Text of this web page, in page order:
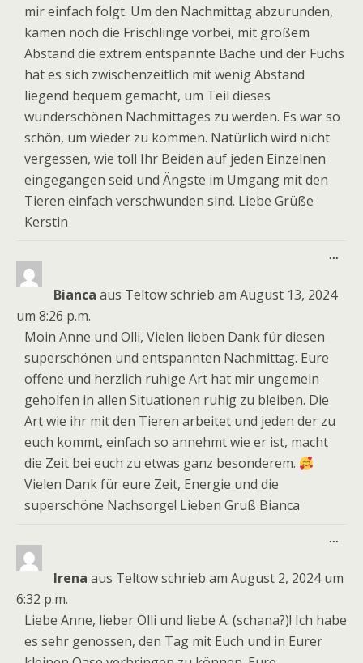
mir einfach folgt. Um den Nachmittag abzurunden,
kamen noch die Frischlinge vorbei, mit großem
Abstand die extrem entspannte Bache und der Fuchs
hat es sich zwischenzeitlich mit wenig Abstand
liegend bequem gemacht, um Teil dieses
wunderschönen Nachmittages zu werden. Es war so
schön, um wieder zu kommen. Natürlich wird nicht
vergessen, wie toll Ihr Beiden auf jeden Einzelnen
eingegangen seid und Ängste im Umgang mit den
Tieren einfach verschwunden sind. Liebe Grüße
Kerstin
Bianca aus Teltowschrieb am August 13, 2024
um 8:26 p.m.
Moin Anne und Olli, Vielen lieben Dank für diesen
superschönen und entspannten Nachmittag. Eure
offene und herzlich ruhige Art hat mir ungemein
geholfen in allen Situationen ruhig zu bleiben. Die
Art wie ihr mit den Tieren arbeitet und jeden der zu
euch kommt, einfach so annehmt wie er ist, macht
die Zeit bei euch zu etwas ganz besonderem.
Vielen Dank für eure Zeit, Energie und die
superschöne Nachsorge! Lieben Gruß Bianca
...
Irena aus Teltowschrieb am August 2, 2024 um
6:32 p.m.
Liebe Anne, lieber Olli und liebe A. (schana?)! Ich habe
es sehr genossen, den Tag mit Euch und in Eurer
...